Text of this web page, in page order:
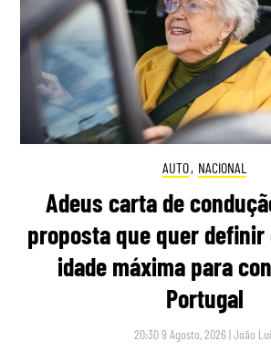
AUTO, NACIONAL
Adeus carta de
proposta que quer definir
idade máxima para
Portugal
20:30 9 Agosto, 2026 |João